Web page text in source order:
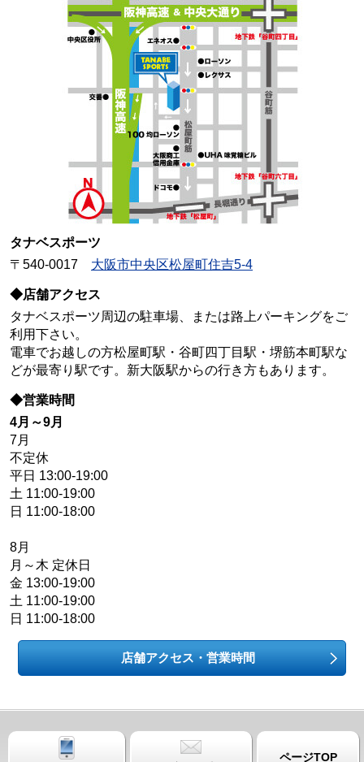
タナベスポーツ
〒540-0017 大阪市中央区松屋町住吉5-4
◆店舗アクセス
タナベスポーツ周辺の駐車場、または路上パーキングをご
利用下さい。
電車でお越しの方松屋町駅・谷町四丁目駅・堺筋本町駅な
どが最寄り駅です。新大阪駅からの行き方もあります。
◆営業時間
4月～9月
7月
不定休
平日 13:00-19:00
土 11:00-19:00
日 11:00-18:00
8月
月～木 定休日
金 13:00-19:00
土 11:00-19:00
日 11:00-18:00
店舗アクセス・営業時間
ページTOP